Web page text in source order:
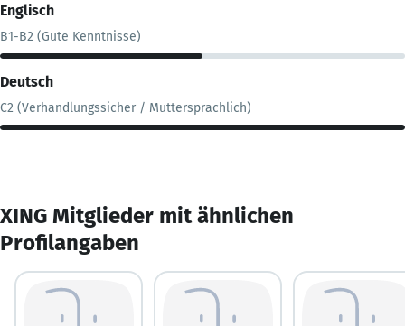
Englisch
B1-B2 (Gute Kenntnisse)
Deutsch
C2 (Verhandlungssicher / Muttersprachlich)
XING Mitglieder mit ähnlichen
Profilangaben